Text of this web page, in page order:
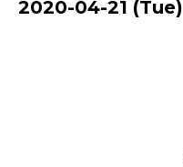
2020-04-21 (Tue)